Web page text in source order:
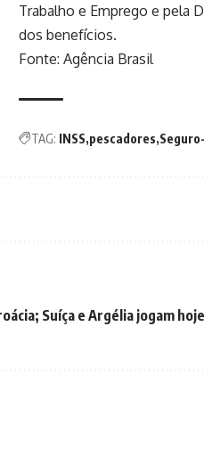
Trabalho e Emprego e pela
dos benefícios.
Fonte: Agência Brasil
TAG: INSS pescadores
Suíça e Argélia jogam hoje